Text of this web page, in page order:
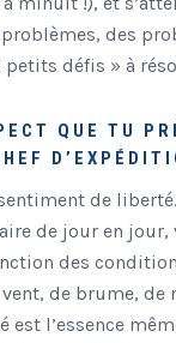
des
défis » à
QUE TU
de
de jour en jour,
des
de brume, de
l’essence